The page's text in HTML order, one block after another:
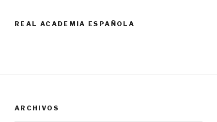
REAL ACADEMIA ESPAÑOLA
ARCHIVOS